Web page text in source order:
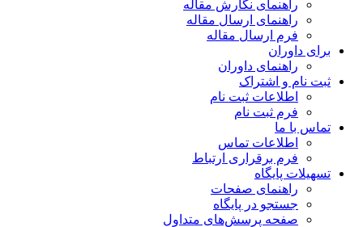
راهنمای نگارش مقاله
راهنمای ارسال مقاله
فرم ارسال مقاله
برای داوران
راهنمای داوران
ثبت نام و اشتراک
اطلاعات ثبت نام
فرم ثبت نام
تماس با ما
اطلاعات تماس
فرم برقراری ارتباط
تسهیلات پایگاه
راهنمای صفحات
جستجو در پایگاه
صفحه پرسش‌های متداول